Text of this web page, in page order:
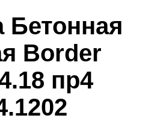
Бетонная
Border
пр4